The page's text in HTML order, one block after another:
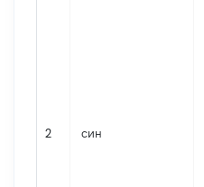
2 син